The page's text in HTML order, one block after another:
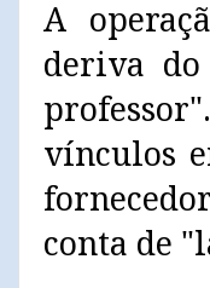
A
deriva
vínculos
conta de